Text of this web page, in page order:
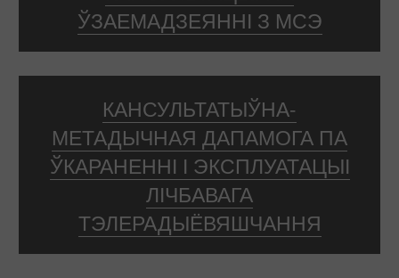
ЎЗАЕМАДЗЕЯННІ З МСЭ
КАНСУЛЬТАТЫЎНА-
МЕТАДЫЧНАЯ ДАПАМОГА ПА
ЎКАРАНЕННІ І ЭКСПЛУАТАЦЫІ
ЛІЧБАВАГА
ТЭЛЕРАДЫЁВЯШЧАННЯ